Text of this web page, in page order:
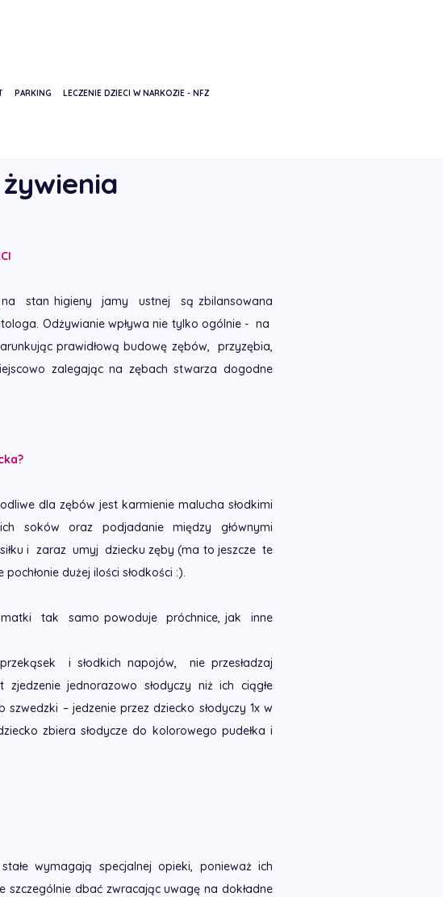
PARKING LECZENIE DZIECI W NARKOZIE - NFZ
stan higieny jamy ustnej są zbilansowana
Odżywianie wpływa nie tylko ogólnie - na
prawidłową budowę zębów, przyzębia,
zalegając na zębach stwarza dogodne
dla zębów jest karmienie malucha słodkimi
soków oraz podjadanie między głównymi
i zaraz umyj dziecku zęby (ma to jeszcze te
dużej ilości słodkości :).
tak samo powoduje próchnice, jak inne
i słodkich napojów, nie przesładzaj
jednorazowo słodyczy niż ich ciągłe
– jedzenie przez dziecko słodyczy 1x w
zbiera słodycze do kolorowego pudełka i
wymagają specjalnej opieki, ponieważ ich
szczególnie dbać zwracając uwagę na dokładne